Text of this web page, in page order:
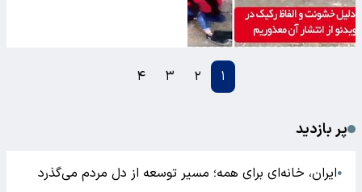
۱ ۲ ۳ ۴
پر بازدید
●ایران، خانه‌ای برای همه؛ مسیر توسعه از دل مردم می‌گذرد